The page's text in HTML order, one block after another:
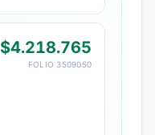
$4.218.765
FOLIO 3509050